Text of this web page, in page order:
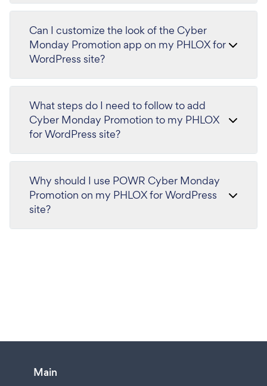
Can I customize the look of the Cyber
Monday Promotion app on my PHLOX for
WordPress site?
What steps do I need to follow to add
Cyber Monday Promotion to my PHLOX
for WordPress site?
Why should I use POWR Cyber Monday
Promotion on my PHLOX for WordPress
site?
Main